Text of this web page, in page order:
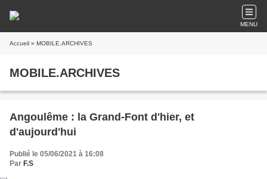
MENU
Accueil » MOBILE.ARCHIVES
MOBILE.ARCHIVES
Angoulême : la Grand-Font d'hier, et
d'aujourd'hui
Publié le 05/06/2021 à 16:08
Par F.S